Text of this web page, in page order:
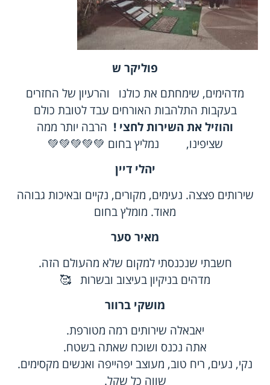
פוליקר ש
מדהימים, שימחתם את כולנו והרעיון של החזרים
בעקבות התלהבות האורחים עבד לטובת כולם
והוזיל את השירות לחצי ! הרבה יותר ממה
שציפינו, נמליץ בחום 💚💚💚💚💚
יהלי דיין
שירותים פצצה. נעימים, מקורים, נקיים ובאיכות גבוהה
מאוד. מומלץ בחום
מאיר סער
חשבתי שנכנסתי למקום שלא מהעולם הזה.
מדהים בניקיון בעיצוב ובשרות 🥰
מושקי ברוור
יאבאלה שירותים רמה מטורפת.
אתה נכנס ושוכח שאתה בשטח.
נקי, נעים, ריח טוב, מעוצב יפהייפה ואנשים מקסימים.
שווה כל שקל.